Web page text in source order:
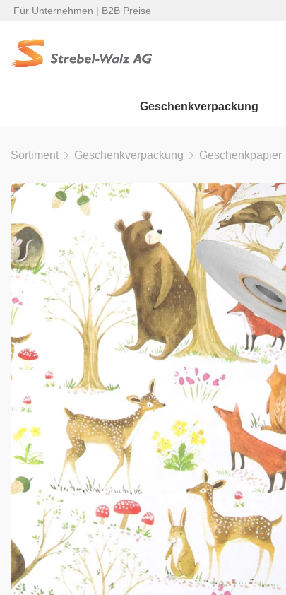
Für Unternehmen | B2B Preise
Geschenkverpackung
Sortiment Geschenkverpackung Geschenkpapier